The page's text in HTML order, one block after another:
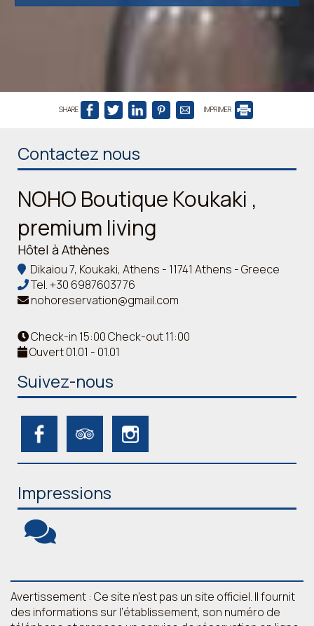
SHARE IMPRIMER
Contactez nous
NOHO Boutique Koukaki ,
premium living
Hôtel à Athènes
Dikaiou 7, Koukaki, Athens - 11741 Athens - Greece
Tel.+30 6987603776
nohoreservation@gmail.com
Check-in 15:00 Check-out 11:00
Ouvert 01.01 - 01.01
Suivez-nous
Impressions
Avertissement : Ce site n’est pas un site officiel. Il fournit
des informations sur l’établissement, son numéro de